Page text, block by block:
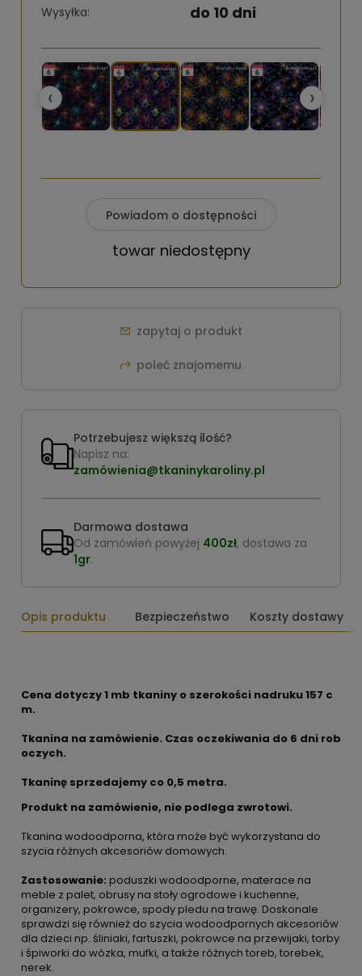
Wysyłka: do 10 dni
‹ ›
Powiadom o dostępności
towar niedostępny
zapytaj o produkt
poleć znajomemu
Potrzebujesz większą ilość?
Napisz na:
zamówienia@tkaninykaroliny.pl
Darmowa dostawa
Od zamówień powyżej 400zł, dostawa za
1gr.
Opis produktu Bezpieczeństwo Koszty dostawy
Cena dotyczy 1 mb tkaniny o szerokości nadruku 157 c
m.
Tkanina na zamówienie. Czas oczekiwania do 6 dni rob
oczych.
Tkaninę sprzedajemy co 0,5 metra.
Produkt na zamówienie, nie podlega zwrotowi.
Tkanina wodoodporna, która może być wykorzystana do
szycia różnych akcesoriów domowych.
Zastosowanie: poduszki wodoodporne, materace na
meble z palet, obrusy na stoły ogrodowe i kuchenne,
organizery, pokrowce, spody pledu na trawę. Doskonale
sprawdzi się również do szycia wodoodpornych akcesoriów
dla dzieci np. śliniaki, fartuszki, pokrowce na przewijaki, torby
i śpiworki do wózka, mufki, a także różnych toreb, torebek,
nerek.